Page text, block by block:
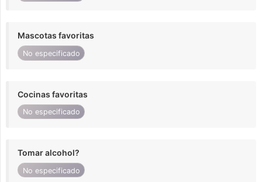
Mascotas favoritas
No especificado
Cocinas favoritas
No especificado
Tomar alcohol?
No especificado